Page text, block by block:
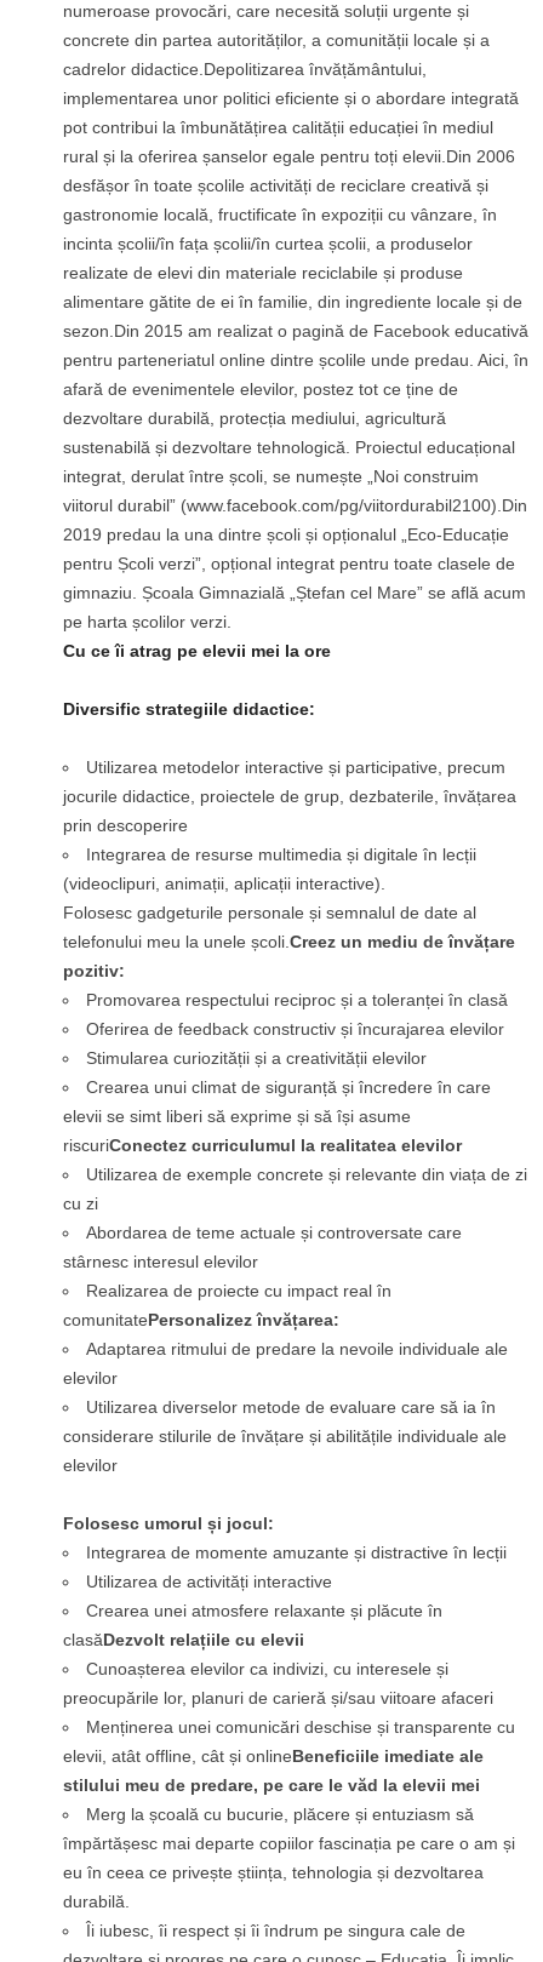
numeroase provocări, care necesită soluții urgente și
concrete din partea autorităților, a comunității locale și a
cadrelor didactice.Depolitizarea învățământului,
implementarea unor politici eficiente și o abordare integrată
pot contribui la îmbunătățirea calității educației în mediul
rural și la oferirea șanselor egale pentru toți elevii.Din 2006
desfășor în toate școlile activități de reciclare creativă și
gastronomie locală, fructificate în expoziții cu vânzare, în
incinta școlii/în fața școlii/în curtea școlii, a produselor
realizate de elevi din materiale reciclabile și produse
alimentare gătite de ei în familie, din ingrediente locale și de
sezon.Din 2015 am realizat o pagină de Facebook educativă
pentru parteneriatul online dintre școlile unde predau. Aici, în
afară de evenimentele elevilor, postez tot ce ține de
dezvoltare durabilă, protecția mediului, agricultură
sustenabilă și dezvoltare tehnologică. Proiectul educațional
integrat, derulat între școli, se numește „Noi construim
viitorul durabil” (www.facebook.com/pg/viitordurabil2100).Din
2019 predau la una dintre școli și opționalul „Eco-Educație
pentru Școli verzi”, opțional integrat pentru toate clasele de
gimnaziu. Școala Gimnazială „Ștefan cel Mare” se află acum
pe harta școlilor verzi.
Cu ce îi atrag pe elevii mei la ore
Diversific strategiile didactice:
Utilizarea metodelor interactive și participative, precum
jocurile didactice, proiectele de grup, dezbaterile, învățarea
prin descoperire
Integrarea de resurse multimedia și digitale în lecții
(videoclipuri, animații, aplicații interactive).
Folosesc gadgeturile personale și semnalul de date al
telefonului meu la unele școli.Creez un mediu de învățare
pozitiv:
Promovarea respectului reciproc și a toleranței în clasă
Oferirea de feedback constructiv și încurajarea elevilor
Stimularea curiozității și a creativității elevilor
Crearea unui climat de siguranță și încredere în care
elevii se simt liberi să exprime și să își asume
riscuriConectez curriculumul la realitatea elevilor
Utilizarea de exemple concrete și relevante din viața de zi
cu zi
Abordarea de teme actuale și controversate care
stârnesc interesul elevilor
Realizarea de proiecte cu impact real în
comunitatePersonalizez învățarea:
Adaptarea ritmului de predare la nevoile individuale ale
elevilor
Utilizarea diverselor metode de evaluare care să ia în
considerare stilurile de învățare și abilitățile individuale ale
elevilor
Folosesc umorul și jocul:
Integrarea de momente amuzante și distractive în lecții
Utilizarea de activități interactive
Crearea unei atmosfere relaxante și plăcute în
clasăDezvolt relațiile cu elevii
Cunoașterea elevilor ca indivizi, cu interesele și
preocupările lor, planuri de carieră și/sau viitoare afaceri
Menținerea unei comunicări deschise și transparente cu
elevii, atât offline, cât și onlineBeneficiile imediate ale
stilului meu de predare, pe care le văd la elevii mei
Merg la școală cu bucurie, plăcere și entuziasm să
împărtășesc mai departe copiilor fascinația pe care o am și
eu în ceea ce privește știința, tehnologia și dezvoltarea
durabilă.
Îi iubesc, îi respect și îi îndrum pe singura cale de